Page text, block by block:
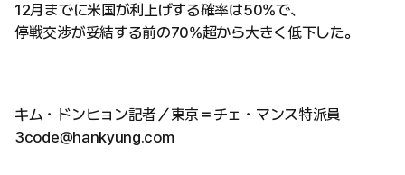
12月までに米国が利上げする確率は50%で、
停戦交渉が妥結する前の70%超から大きく低下した。
キム・ドンヒョン記者／東京＝チェ・マンス特派員
3code@hankyung.com